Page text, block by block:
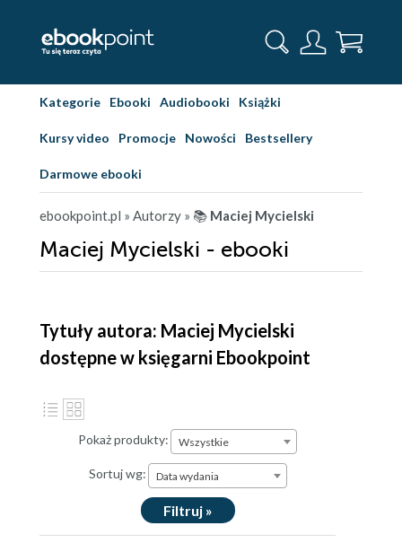
Kategorie Ebooki Audiobooki Książki
Kursy video Promocje Nowości Bestsellery
Darmowe ebooki
ebookpoint.pl » Autorzy » 📚 Maciej Mycielski
Maciej Mycielski - ebooki
Tytuły autora: Maciej Mycielski
dostępne w księgarni Ebookpoint
Pokaż produkty: Wszystkie
Sortuj wg: Data wydania
Filtruj »